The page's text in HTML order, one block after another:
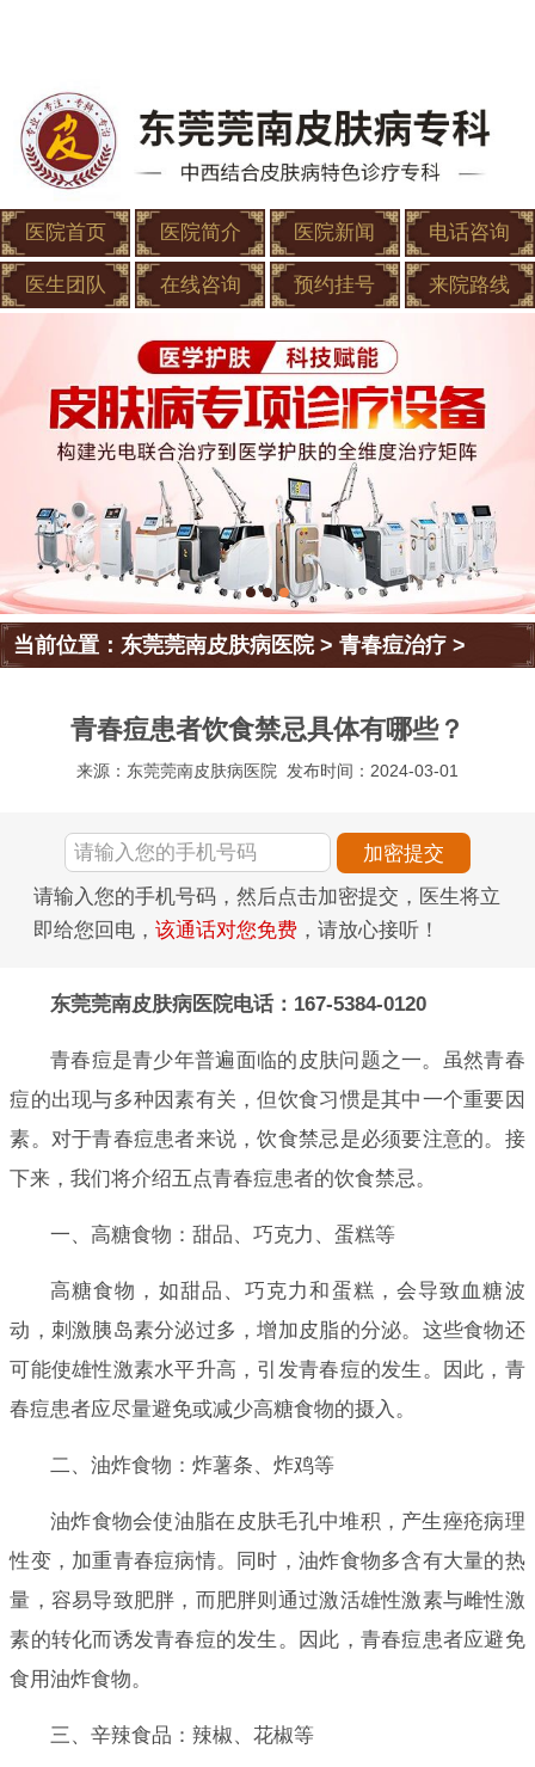
医院首页 医院简介 医院新闻 电话咨询
医生团队 在线咨询 预约挂号 来院路线
当前位置：东莞莞南皮肤病医院>青春痘治疗 >
青春痘患者饮食禁忌具体有哪些？
来源：东莞莞南皮肤病医院 发布时间：2024-03-01
请输入您的手机号码，然后点击加密提交，医生将立
即给您回电， 该通话对您免费 ，请放心接听！
东莞莞南皮肤病医院电话：167-5384-0120
青春痘是青少年普遍面临的皮肤问题之一。虽然青春
痘的出现与多种因素有关，但饮食习惯是其中一个重要因
素。对于青春痘患者来说，饮食禁忌是必须要注意的。接
下来，我们将介绍五点青春痘患者的饮食禁忌。
一、高糖食物：甜品、巧克力、蛋糕等
高糖食物，如甜品、巧克力和蛋糕，会导致血糖波
动，刺激胰岛素分泌过多，增加皮脂的分泌。这些食物还
可能使雄性激素水平升高，引发青春痘的发生。因此，青
春痘患者应尽量避免或减少高糖食物的摄入。
二、油炸食物：炸薯条、炸鸡等
油炸食物会使油脂在皮肤毛孔中堆积，产生痤疮病理
性变，加重青春痘病情。同时，油炸食物多含有大量的热
量，容易导致肥胖，而肥胖则通过激活雄性激素与雌性激
素的转化而诱发青春痘的发生。因此，青春痘患者应避免
食用油炸食物。
三、辛辣食品：辣椒、花椒等